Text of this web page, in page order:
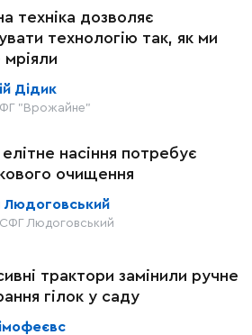
техніка дозволяє
технологію так, як ми
Дідик
ФГ "Врожайне"
елітне насіння потребує
очищення
Людоговський
Людоговський
трактори замінили ручне
гілок у саду